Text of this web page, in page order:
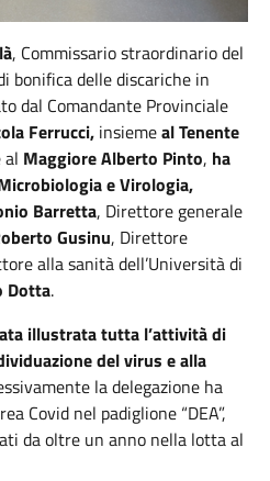
, Commissario straordinario del
bonifica delle discariche in
dal Comandante Provinciale
Ferrucci, insiemeal Tenente
al Maggiore Alberto Pinto, ha
e Virologia,
Barretta, Direttore generale
Gusinu, Direttore
alla sanità dell’Università di
Dotta.
illustrata tutta l’attività di
del virus e alla
la delegazione ha
Covid nel padiglione “DEA”,
da oltre un anno nella lotta al